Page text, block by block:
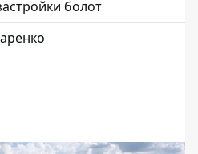
болот